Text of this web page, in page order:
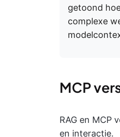
getoond
complexe
MCP
RAG en MCP
en interactie.